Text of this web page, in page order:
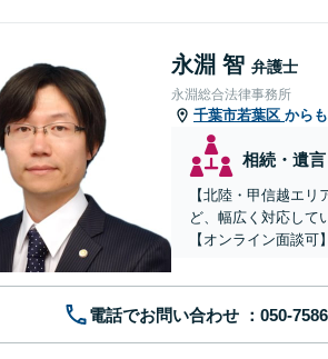
永淵 智 弁護士
永淵総合法律事務所
千葉市若葉区 から
相続・遺言
【北陸・甲信越エ
ど、幅広く対応して
【オンライン面談可】
電話でお問い合わせ